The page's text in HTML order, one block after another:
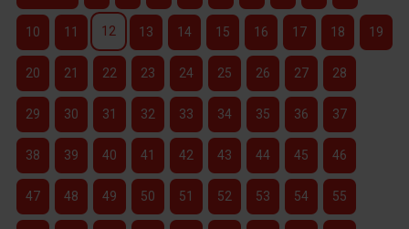
10 11 12 13 14 15 16 17 18 19
20 21 22 23 24 25 26 27 28
29 30 31 32 33 34 35 36 37
38 39 40 41 42 43 44 45 46
47 48 49 50 51 52 53 54 55